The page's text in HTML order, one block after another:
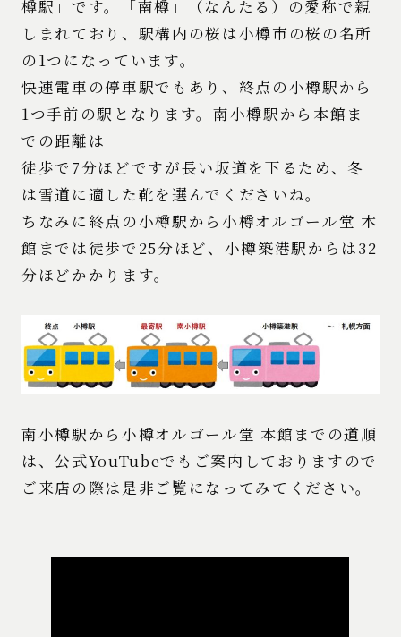
樽駅」です。「南樽」（なんたる）の愛称で親
しまれており、駅構内の桜は小樽市の桜の名所
の1つになっています。
快速電車の停車駅でもあり、終点の小樽駅から
1つ手前の駅となります。南小樽駅から本館ま
での距離は
徒歩で7分ほどですが長い坂道を下るため、冬
は雪道に適した靴を選んでくださいね。
ちなみに終点の小樽駅から小樽オルゴール堂 本
館までは徒歩で25分ほど、小樽築港駅からは32
分ほどかかります。
南小樽駅から小樽オルゴール堂 本館までの道順
は、公式YouTubeでもご案内しておりますので
ご来店の際は是非ご覧になってみてください。